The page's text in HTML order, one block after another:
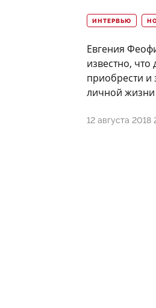
ИНТЕРВЬЮ
Евгения
известно,
приобрести и
личной жизни
12 августа 2018